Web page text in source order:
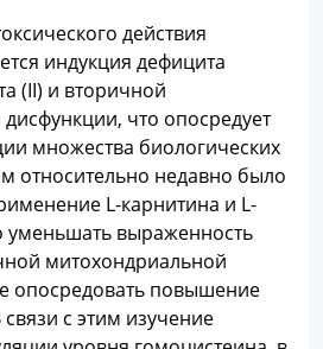
действия
индукция дефицита
(II) и вторичной
что опосредует
множества биологических
относительно недавно было
L-карнитина и L-
уменьшать выраженность
митохондриальной
опосредовать повышение
с этим изучение